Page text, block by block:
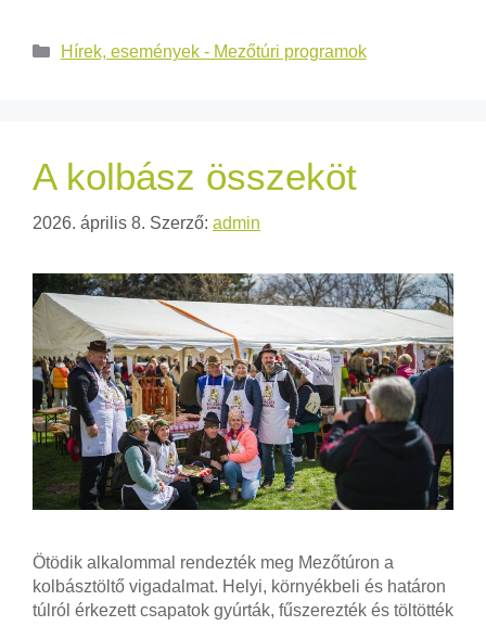
Hírek, események - Mezőtúri programok
A kolbász összeköt
2026. április 8. Szerző: admin
Ötödik alkalommal rendezték meg Mezőtúron a
kolbásztöltő vigadalmat. Helyi, környékbeli és határon
túlról érkezett csapatok gyúrták, fűszerezték és töltötték